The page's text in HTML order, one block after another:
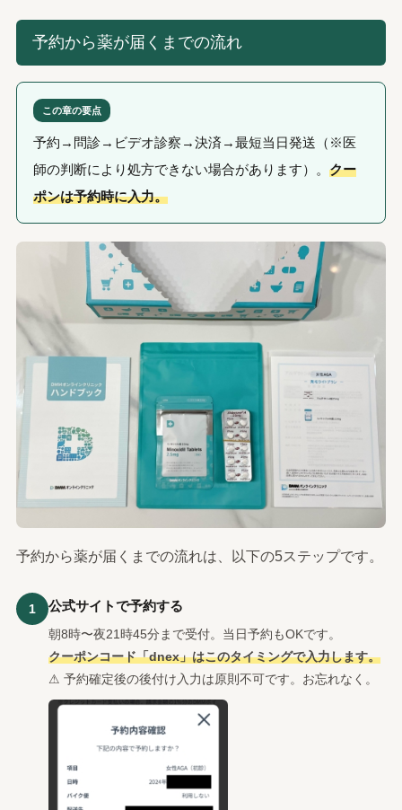
予約から薬が届くまでの流れ
この章の要点
予約→問診→ビデオ診察→決済→最短当日発送（※医
師の判断により処方できない場合があります）。 クー
ポンは予約時に入力。
予約から薬が届くまでの流れは、以下の5ステップです。
1 公式サイトで予約する
朝8時〜夜21時45分まで受付。当日予約もOKです。
クーポンコード「dnex」はこのタイミングで入力します。
⚠ 予約確定後の後付け入力は原則不可です。お忘れなく。